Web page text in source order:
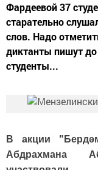
Фардеевой 37
старательно
слов. Надо
диктанты пишут
студенты...
В акции
Абдрахмана